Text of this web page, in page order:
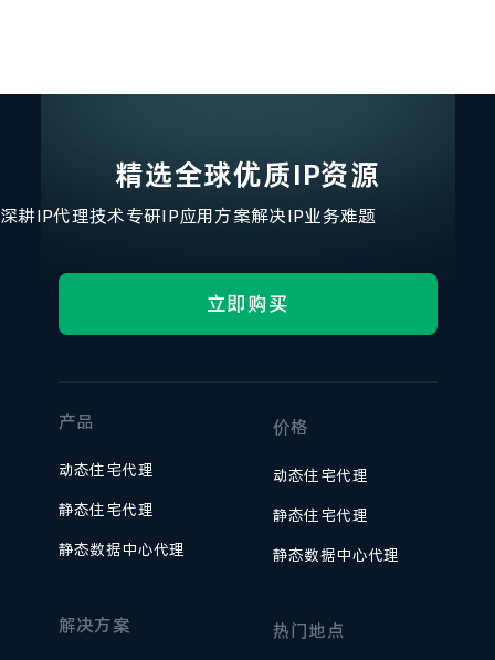
精选全球优质IP资源
深耕IP代理技术专研IP应用方案解决IP业务难题
立即购买
产品
动态住宅代理
静态住宅代理
静态数据中心代理
价格
动态住宅代理
静态住宅代理
静态数据中心代理
解决方案 热门地点